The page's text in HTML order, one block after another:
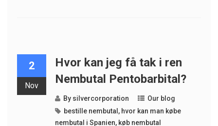
2
Nov
Hvor kan jeg få tak i ren
Nembutal Pentobarbital?
By silvercorporation
Our blog
bestille nembutal , hvor kan man købe
nembutal i Spanien, køb nembutal